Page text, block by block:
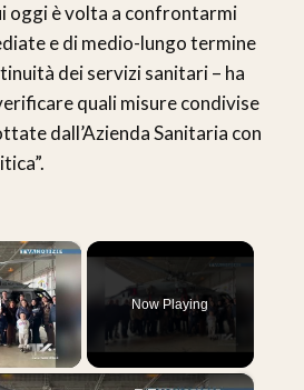
oggi è volta a confrontarmi
e di medio-lungo termine
dei servizi sanitari – ha
quali misure condivise
dall’Azienda Sanitaria con
×
Video
Now Playing
×